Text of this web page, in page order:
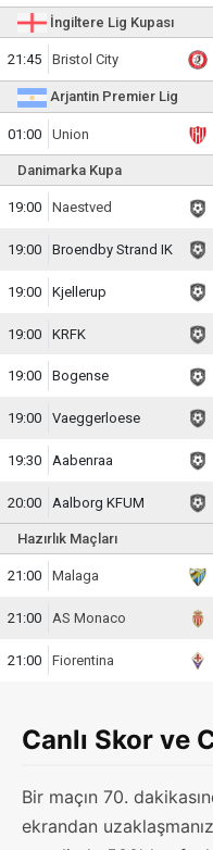
İngiltere Lig Kupası
21:45 Bristol City
Arjantin Premier Lig
01:00 Union
Danimarka Kupa
19:00 Naestved
19:00 Broendby Strand IK
19:00 Kjellerup
19:00 KRFK
19:00 Bogense
19:00 Vaeggerloese
19:30 Aabenraa
20:00 Aalborg KFUM
Hazırlık Maçları
21:00 Malaga
21:00 AS Monaco
21:00 Fiorentina
Canlı Skor ve
Bir maçın 70.
ekrandan